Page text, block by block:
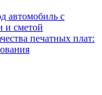
автомобиль с
и сметой
печатных плат: